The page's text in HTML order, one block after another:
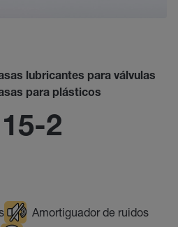
lubricantes para válvulas
para plásticos
2
Amortiguador de ruidos